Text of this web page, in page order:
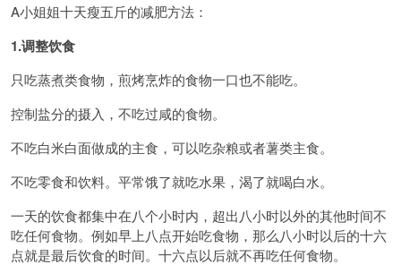
A小姐姐十天瘦五斤的减肥方法：
1.调整饮食
只吃蒸煮类食物，煎烤烹炸的食物一口也不能吃。
控制盐分的摄入，不吃过咸的食物。
不吃白米白面做成的主食，可以吃杂粮或者薯类主食。
不吃零食和饮料。平常饿了就吃水果，渴了就喝白水。
一天的饮食都集中在八个小时内，超出八小时以外的其他时间不
吃任何食物。例如早上八点开始吃食物，那么八小时以后的十六
点就是最后饮食的时间。十六点以后就不再吃任何食物。